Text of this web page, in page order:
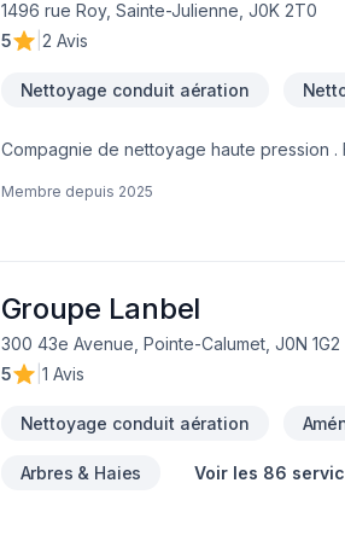
1496 rue Roy, Sainte-Julienne, J0K 2T0
5
2 Avis
Nettoyage conduit aération
Compagnie de nettoyage haute pression
Membre depuis 2025
Groupe Lanbel
300 43e Avenue, Pointe-Calumet, J0N 1G2
5
1 Avis
Nettoyage conduit aération
Arbres & Haies Voir les 86